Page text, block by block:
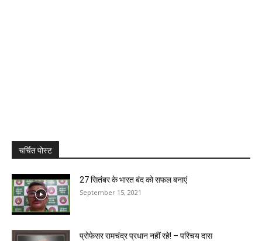
चर्चित पोस्ट
27 सितंबर के भारत बंद को सफल बनाएं
September 15, 2021
प्रोफेसर रामचंद्र प्रधान नहीं रहे! – परिचय दास